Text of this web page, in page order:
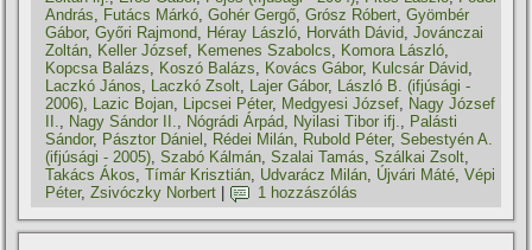
András
Futács Márkó ,Gohér Gergő ,Grósz Róbert ,Gyömbér
Gábor,Győri Rajmond Héray László Horváth Dávid ,Jovánczai
Zoltán Keller József Kemenes Szabolcs Komora László
Kopcsa Balázs
Koszó Balázs Kovács Gábor, Kulcsár Dávid
Laczkó János
Laczkó Zsolt Lajer Gábor, László B. (ifjúsági -
2006) Lazic Bojan Lipcsei Péter, Medgyesi József Nagy József
II.
Nagy Sándor II. Nógrádi Árpád Nyilasi Tibor ifj.
Palásti
Sándor, Pásztor Dániel Rédei Milán Rubold Péter,Sebestyén A.
(ifjúsági - 2005) ,Szabó Kálmán ,Szalai Tamás ,Szálkai Zsolt
Takács Ákos ,Tí­már Krisztián Udvarácz Milán Újvári Máté ,Vépi
Péter,Zsivóczky Norbert 1 hozzászólás